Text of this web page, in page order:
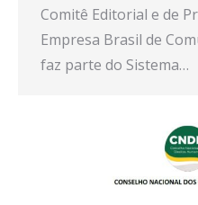
Comitê Editorial e de
Empresa Brasil de
faz parte do Sistema…